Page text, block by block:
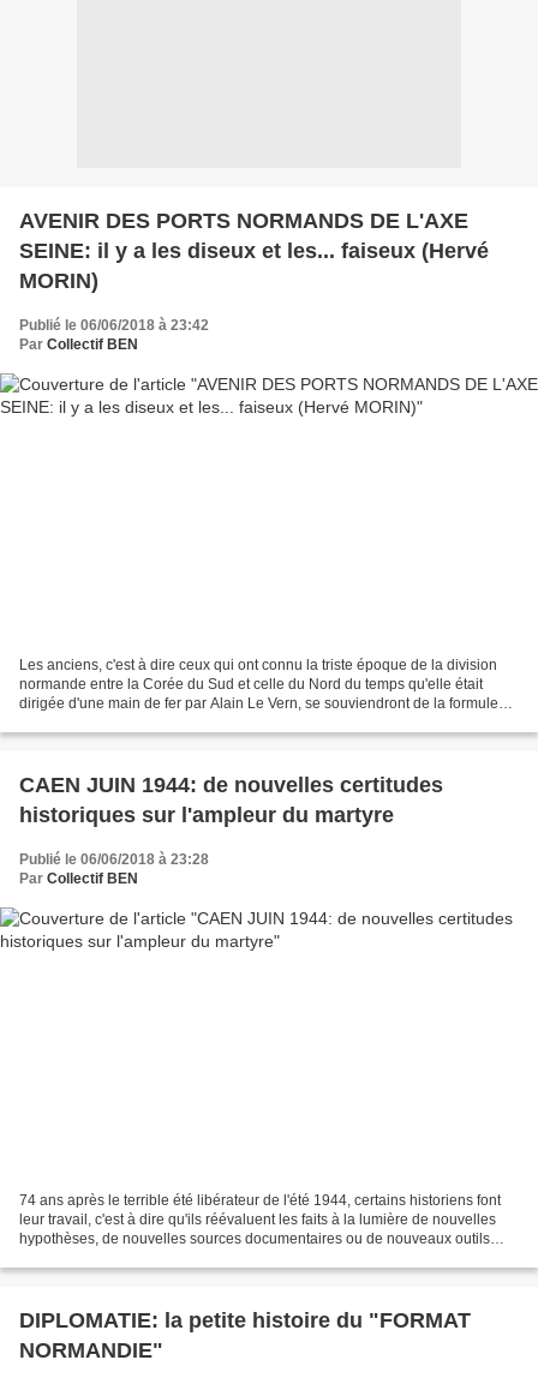
AVENIR DES PORTS NORMANDS DE L'AXE
SEINE: il y a les diseux et les... faiseux (Hervé
MORIN)
Publié le 06/06/2018 à 23:42
Par Collectif BEN
Les anciens, c'est à dire ceux qui ont connu la triste époque de la division
normande entre la Corée du Sud et celle du Nord du temps qu'elle était
dirigée d'une main de fer par Alain Le Vern, se souviendront de la formule
CAEN JUIN 1944: de nouvelles certitudes
historiques sur l'ampleur du martyre
Publié le 06/06/2018 à 23:28
Par Collectif BEN
74 ans après le terrible été libérateur de l'été 1944, certains historiens font
leur travail, c'est à dire qu'ils réévaluent les faits à la lumière de nouvelles
hypothèses, de nouvelles sources documentaires ou de nouveaux outils
DIPLOMATIE: la petite histoire du "FORMAT
NORMANDIE"